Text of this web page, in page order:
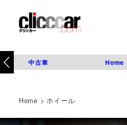
中古車 Home
Home >ホイール